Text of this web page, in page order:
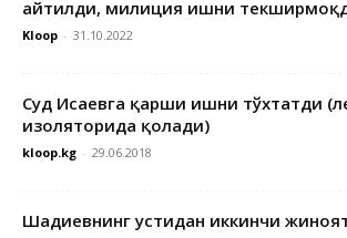
айтилди, милиция ишни
Kloop - 31.10.2022
Суд Исаевга қарши ишни тўхтатди
изоляторида қолади)
kloop.kg - 29.06.2018
Шадиевнинг устидан иккинчи